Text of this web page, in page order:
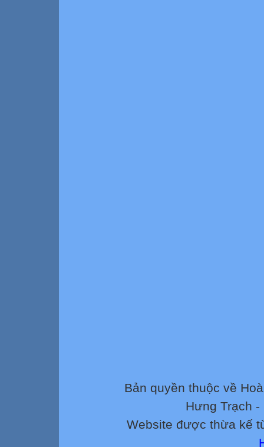
Bản quyền thuộc về
Hưng Trạch -
Website được thừa kế